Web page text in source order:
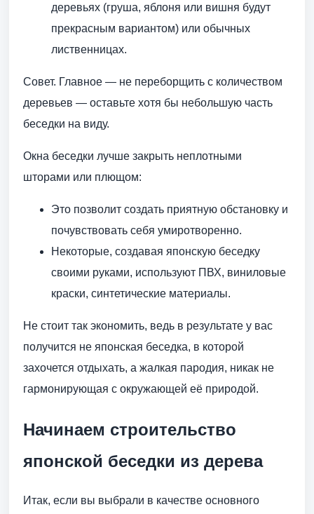
деревьях (груша, яблоня или вишня будут
прекрасным вариантом) или обычных
лиственницах.
Совет. Главное — не переборщить с количеством
деревьев — оставьте хотя бы небольшую часть
беседки на виду.
Окна беседки лучше закрыть неплотными
шторами или плющом:
Это позволит создать приятную обстановку и
почувствовать себя умиротворенно.
Некоторые, создавая японскую беседку
своими руками, используют ПВХ, виниловые
краски, синтетические материалы.
Не стоит так экономить, ведь в результате у вас
получится не японская беседка, в которой
захочется отдыхать, а жалкая пародия, никак не
гармонирующая с окружающей её природой.
Начинаем строительство
японской беседки из дерева
Итак, если вы выбрали в качестве основного